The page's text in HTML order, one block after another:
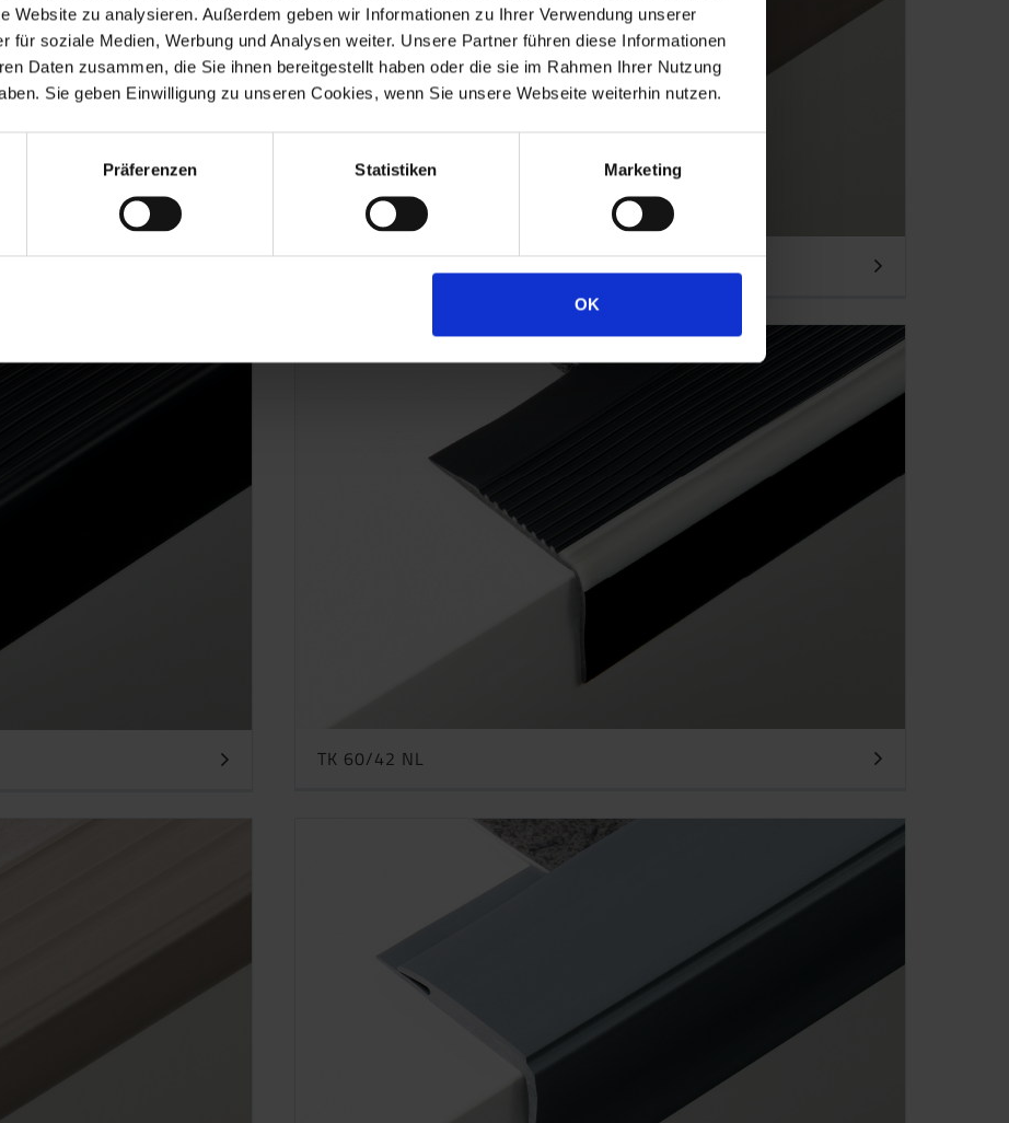
Website zu analysieren. Außerdem geben wir Informationen zu Ihrer Verwendung unserer
für soziale Medien, Werbung und Analysen weiter. Unsere Partner führen diese Informationen
Daten zusammen, die Sie ihnen bereitgestellt haben oder die sie im Rahmen Ihrer Nutzung
Sie geben Einwilligung zu unseren Cookies, wenn Sie unsere Webseite weiterhin nutzen.
Präferenzen Statistiken Marketing
OK
TK 60/42 NL